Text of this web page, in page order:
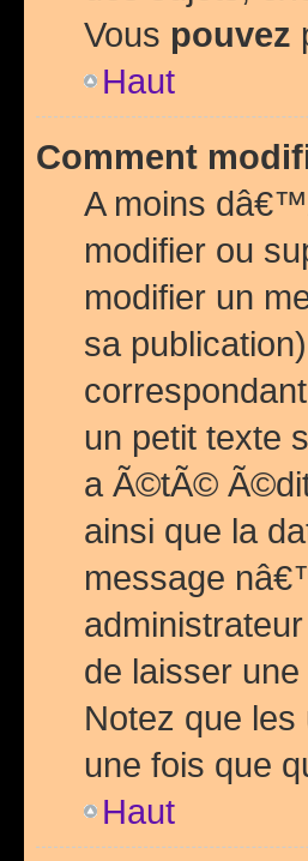
Vous pouvez
Haut
Comment
A moins
modifier ou
modifier un
sa
un petit texte
a Ã©tÃ©
ainsi que la
message
de laisser
Notez que
une fois que
Haut